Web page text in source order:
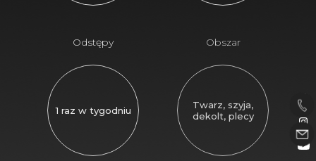
Odstępy
1 raz w tygodniu
Obszar
Twarz, szyja,
dekolt, plecy